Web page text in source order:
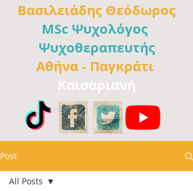
Βασιλειάδης Θεόδωρος
MSc Ψυχολόγος
Ψυχοθεραπευτής
Αθήνα - Παγκράτι
Καισαριανή
Post
All Posts